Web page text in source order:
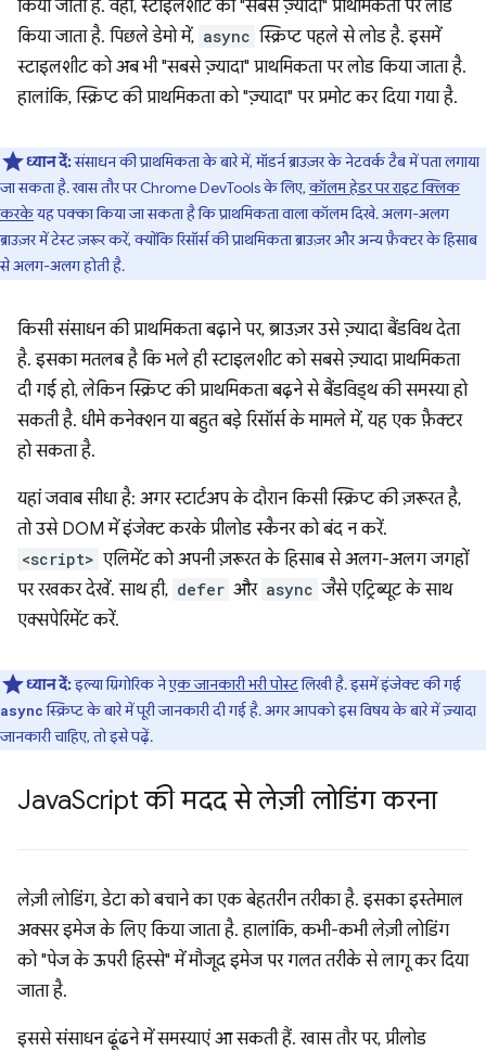
किया जाता है. वहीं, स्टाइलशीट को "सबसे ज़्यादा" प्राथमिकता पर लोड
किया जाता है. पिछले डेमो में, async स्क्रिप्ट पहले से लोड है. इसमें
स्टाइलशीट को अब भी "सबसे ज़्यादा" प्राथमिकता पर लोड किया जाता है.
हालांकि, स्क्रिप्ट की प्राथमिकता को "ज़्यादा" पर प्रमोट कर दिया गया है.
ध्यान दें:संसाधन की प्राथमिकता के बारे में, मॉडर्न ब्राउज़र के नेटवर्क टैब में पता लगाया
जा सकता है. खास तौर पर Chrome DevTools के लिए,कॉलम हेडर पर राइट क्लिक
करकेयह पक्का किया जा सकता है कि प्राथमिकता वाला कॉलम दिखे. अलग-अलग
ब्राउज़र में टेस्ट ज़रूर करें, क्योंकि रिसॉर्स की प्राथमिकता ब्राउज़र और अन्य फ़ैक्टर के हिसाब
से अलग-अलग होती है.
किसी संसाधन की प्राथमिकता बढ़ाने पर, ब्राउज़र उसे ज़्यादा बैंडविथ देता
है. इसका मतलब है कि भले ही स्टाइलशीट को सबसे ज़्यादा प्राथमिकता
दी गई हो, लेकिन स्क्रिप्ट की प्राथमिकता बढ़ने से बैंडविड्थ की समस्या हो
सकती है. धीमे कनेक्शन या बहुत बड़े रिसॉर्स के मामले में, यह एक फ़ैक्टर
हो सकता है.
यहां जवाब सीधा है: अगर स्टार्टअप के दौरान किसी स्क्रिप्ट की ज़रूरत है,
तो उसे DOM में इंजेक्ट करके प्रीलोड स्कैनर को बंद न करें.
<script> एलिमेंट को अपनी ज़रूरत के हिसाब से अलग-अलग जगहों
पर रखकर देखें. साथ ही, defer और async जैसे एट्रिब्यूट के साथ
एक्सपेरिमेंट करें.
ध्यान दें:इल्या ग्रिगोरिक नेएक जानकारी भरी पोस्टलिखी है. इसमें इंजेक्ट की गई
asyncस्क्रिप्ट के बारे में पूरी जानकारी दी गई है. अगर आपको इस विषय के बारे में ज़्यादा
जानकारी चाहिए, तो इसे पढ़ें.
JavaScript की मदद से लेज़ी लोडिंग करना
लेज़ी लोडिंग, डेटा को बचाने का एक बेहतरीन तरीका है. इसका इस्तेमाल
अक्सर इमेज के लिए किया जाता है. हालांकि, कभी-कभी लेज़ी लोडिंग
को "पेज के ऊपरी हिस्से" में मौजूद इमेज पर गलत तरीके से लागू कर दिया
जाता है.
इससे संसाधन ढूंढने में समस्याएं आ सकती हैं. खास तौर पर, प्रीलोड